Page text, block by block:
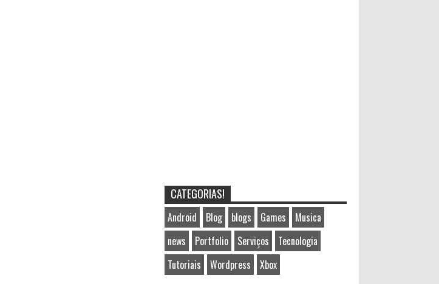
CATEGORIAS!
Android Blog blogs Games
Musica
news
Portfolio Serviços
Tecnologia
Tutoriais
Wordpress Xbox